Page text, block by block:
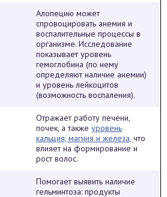
Алопецию может
спровоцировать анемия и
воспалительные процессы в
организме. Исследование
показывает уровень
гемоглобина (по нему
определяют наличие анемии)
и уровень лейкоцитов
(возможность воспаления).
Отражает работу печени,
почек, а также уровень
кальция, магния и железа, что
влияет на формирование и
рост волос.
Помогает выявить наличие
гельминтоза: продукты